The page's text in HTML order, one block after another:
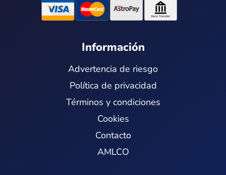
a
m
n e
r
Información
Advertencia de riesgo
Política de privacidad
Términos y condiciones
Cookies
Contacto
AMLCO